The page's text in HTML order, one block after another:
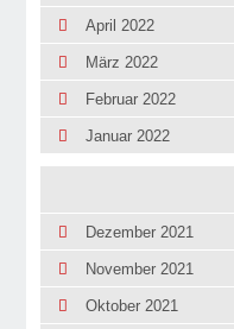
April 2022
März 2022
Februar 2022
Januar 2022
Dezember 2021
November 2021
Oktober 2021